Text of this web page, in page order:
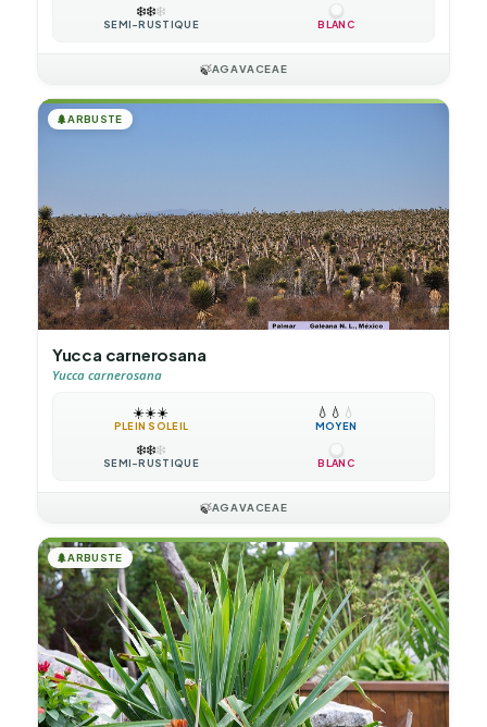
❄️❄️❄️
SEMI-RUSTIQUE BLANC
🍃AGAVACEAE
🌲ARBUSTE
Yucca carnerosana
Yucca carnerosana
☀️☀️☀️
PLEIN SOLEIL
💧 💧 💧
MOYEN
❄️❄️❄️
SEMI-RUSTIQUE BLANC
🍃AGAVACEAE
🌲ARBUSTE